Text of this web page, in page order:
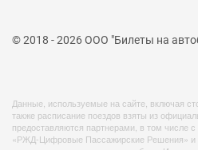
© 2018 - 2026 ООО "Билеты на
Данные, используемые на сайте, включая
также расписание поездов взяты из
предоставляются партнерами, в том
«РЖД-Цифровые Пассажирские Решения»